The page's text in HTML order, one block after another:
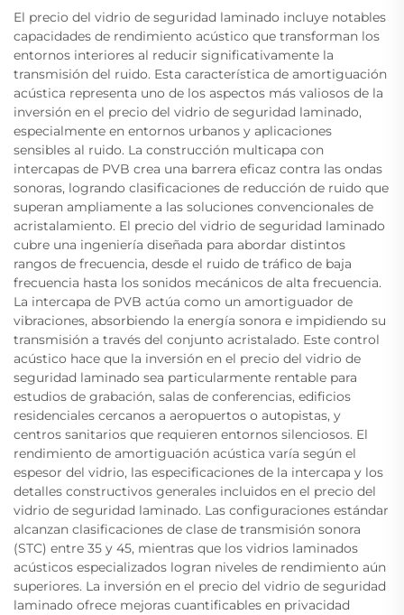
El precio del vidrio de seguridad laminado incluye notables
capacidades de rendimiento acústico que transforman los
entornos interiores al reducir significativamente la
transmisión del ruido. Esta característica de amortiguación
acústica representa uno de los aspectos más valiosos de la
inversión en el precio del vidrio de seguridad laminado,
especialmente en entornos urbanos y aplicaciones
sensibles al ruido. La construcción multicapa con
intercapas de PVB crea una barrera eficaz contra las ondas
sonoras, logrando clasificaciones de reducción de ruido que
superan ampliamente a las soluciones convencionales de
acristalamiento. El precio del vidrio de seguridad laminado
cubre una ingeniería diseñada para abordar distintos
rangos de frecuencia, desde el ruido de tráfico de baja
frecuencia hasta los sonidos mecánicos de alta frecuencia.
La intercapa de PVB actúa como un amortiguador de
vibraciones, absorbiendo la energía sonora e impidiendo su
transmisión a través del conjunto acristalado. Este control
acústico hace que la inversión en el precio del vidrio de
seguridad laminado sea particularmente rentable para
estudios de grabación, salas de conferencias, edificios
residenciales cercanos a aeropuertos o autopistas, y
centros sanitarios que requieren entornos silenciosos. El
rendimiento de amortiguación acústica varía según el
espesor del vidrio, las especificaciones de la intercapa y los
detalles constructivos generales incluidos en el precio del
vidrio de seguridad laminado. Las configuraciones estándar
alcanzan clasificaciones de clase de transmisión sonora
(STC) entre 35 y 45, mientras que los vidrios laminados
acústicos especializados logran niveles de rendimiento aún
superiores. La inversión en el precio del vidrio de seguridad
laminado ofrece mejoras cuantificables en privacidad